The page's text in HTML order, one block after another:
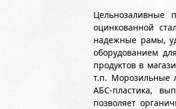
Цельнозаливные
оцинкованной
надежные рамы,
оборудованием
продуктов в
т.п. Морозильные
АБС-пластика,
позволяет